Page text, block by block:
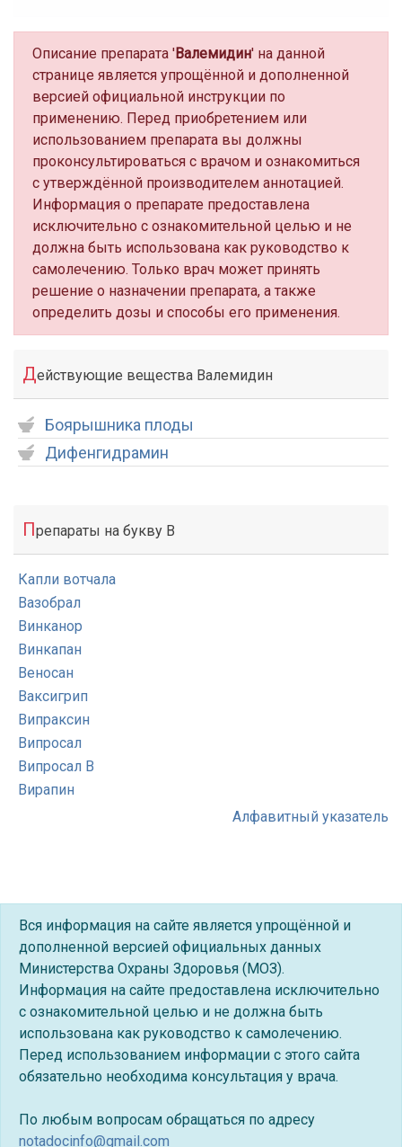
Описание препарата 'Валемидин' на данной
странице является упрощённой и дополненной
версией официальной инструкции по
применению. Перед приобретением или
использованием препарата вы должны
проконсультироваться с врачом и ознакомиться
с утверждённой производителем аннотацией.
Информация о препарате предоставлена
исключительно с ознакомительной целью и не
должна быть использована как руководство к
самолечению. Только врач может принять
решение о назначении препарата, а также
определить дозы и способы его применения.
Действующие вещества Валемидин
Боярышника плоды
Дифенгидрамин
Препараты на букву В
Капли вотчала
Вазобрал
Винканор
Винкапан
Веносан
Ваксигрип
Випраксин
Випросал
Випросал В
Вирапин
Алфавитный указатель
Вся информация на сайте является упрощённой и
дополненной версией официальных данных
Министерства Охраны Здоровья (МОЗ).
Информация на сайте предоставлена исключительно
с ознакомительной целью и не должна быть
использована как руководство к самолечению.
Перед использованием информации с этого сайта
обязательно необходима консультация у врача.
По любым вопросам обращаться по адресу
notadocinfo@gmail.com